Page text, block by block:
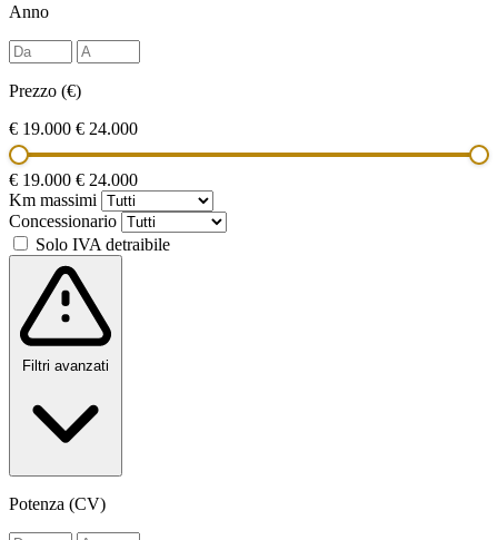
Anno
Prezzo (€)
€ 19.000 € 24.000
€ 19.000 € 24.000
Km massimi
Concessionario
Solo IVA detraibile
Filtri avanzati
Potenza (CV)